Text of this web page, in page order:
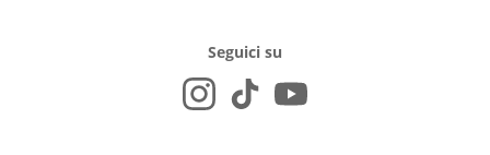
Seguici su